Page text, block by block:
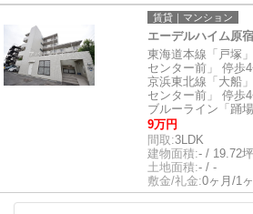
賃貸｜マンション
エーデルハイム原宿
東海道本線「戸塚
センター前」 停歩
京浜東北線「大船
センター前」 停歩
ブルーライン「踊
9万円
間取:3LDK
建物面積:- / 19.72坪
土地面積:- / -
敷金/礼金:0ヶ月/1